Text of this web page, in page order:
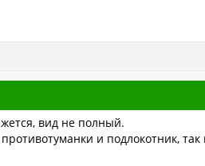
вид не полный.
и подлокотник,